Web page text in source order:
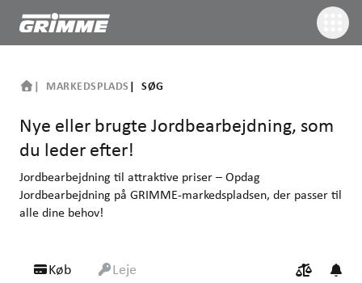
MARKEDSPLADS SØG
Nye eller brugte Jordbearbejdning, som
du leder efter!
Jordbearbejdning til attraktive priser – Opdag
Jordbearbejdning på GRIMME-markedspladsen, der passer til
alle dine behov!
Køb Leje